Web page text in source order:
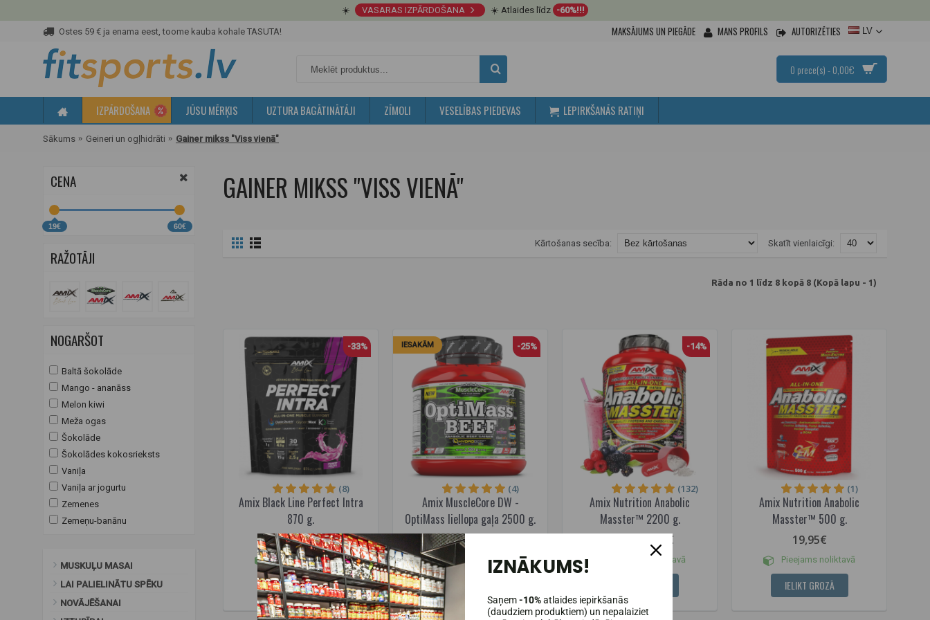
☀️ VASARAS IZPĀRDOŠANA ☀️ Atlaides līdz -60%!!!
Ostes 59 € ja enama eest, toome kauba kohale TASUTA! MAKSĀJUMS UN PIEGĀDE MANS PROFILS AUTORIZĒTIES LV
0 prece(s) - 0,00€
IZPĀRDOŠANA JŪSU MĒRĶIS UZTURA BAGĀTINĀTĀJI ZĪMOLI VESELĪBAS PIEDEVAS LEPIRKŠANĀS RATIŅI
Sākums Geineri un ogļhidrāti Gainer mikss "Viss vienā"
CENA
19€ 60€
RAŽOTĀJI
NOGARŠOT
Baltā šokolāde
Mango - ananāss
Melon kiwi
Meža ogas
Šokolāde
Šokolādes kokosrieksts
Vaniļa
Vaniļa ar jogurtu
Zemenes
Zemeņu-banānu
MUSKUĻU MASAI
LAI PALIELINĀTU SPĒKU
NOVĀJĒŠANAI
GAINER MIKSS "VISS VIENĀ"
Skatīt vienlaicīgi:
Kārtošanas secība:
Rāda no 1 līdz 8 kopā 8 (Kopā lapu - 1)
-33%
Amix Black Line Perfect Intra
870 g.
(8)
59,95€ 39,95€
Pieejams noliktavā
IELIKT GROZĀ
IESAKĀM -25%
Amix MuscleCore DW -
OptiMass liellopa gaļa 2500 g.
(4)
49,95€
Pieejams noliktavā
IELIKT GROZĀ
-14%
Amix Nutrition Anabolic
Masster™ 2200 g.
(132)
59,95€
Pieejams noliktavā
Amix Nutrition Anabolic
Masster™ 500 g.
(1)
19,95€
Pieejams noliktavā
IELIKT GROZĀ
IZNĀKUMS!
Saņem-10%atlaides iepirkšanās
(daudziem produktiem) un nepalaiziet